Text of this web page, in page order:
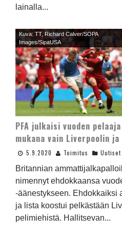
lainalla...
Kuva: TT, Richard Calver/SOPA
Images/SipaUSA
PFA julkaisi vuoden
mukana vain Liverpoolin
5.9.2020 Toimitus Uutiset
Britannian
nimennyt ehdokkaansa
-äänestykseen. Ehdokkaiksi
ja lista koostui pelkästään
pelimiehistä. Hallitsevan...